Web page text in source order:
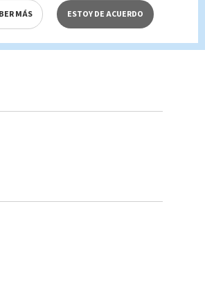
MÁS ESTOY DE ACUERDO